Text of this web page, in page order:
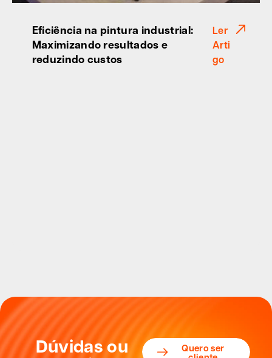
Eficiência na pintura industrial:
Maximizando resultados e
reduzindo custos
Ler
Arti
go
Dúvidas ou Quero ser